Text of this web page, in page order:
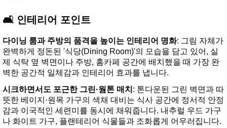
🛋️ 인테리어 포인트
다이닝 룸과 주방의 품격을 높이는 인테리어 명화: 그림 자체가
완벽하게 정돈된 '식당(Dining Room)'의 모습을 담고 있어, 실
제 식탁 옆 벽면이나 주방, 홈카페 공간에 배치했을 때 가장 완
벽한 공간적 일체감과 인테리어 효과를 냅니다.
시크하면서도 포근한 그린·웜톤 매치 : 톤다운된 그린 벽면과 따
뜻한 베이지·원목 가구의 색채 대비는 식사 공간에 정서적 안정
감과 이국적인 세련미를 동시에 채워줍니다. 내추럴 우드 가구
나 화이트 가구, 플랜테리어 식물들과 조화롭게 어우러집니다.